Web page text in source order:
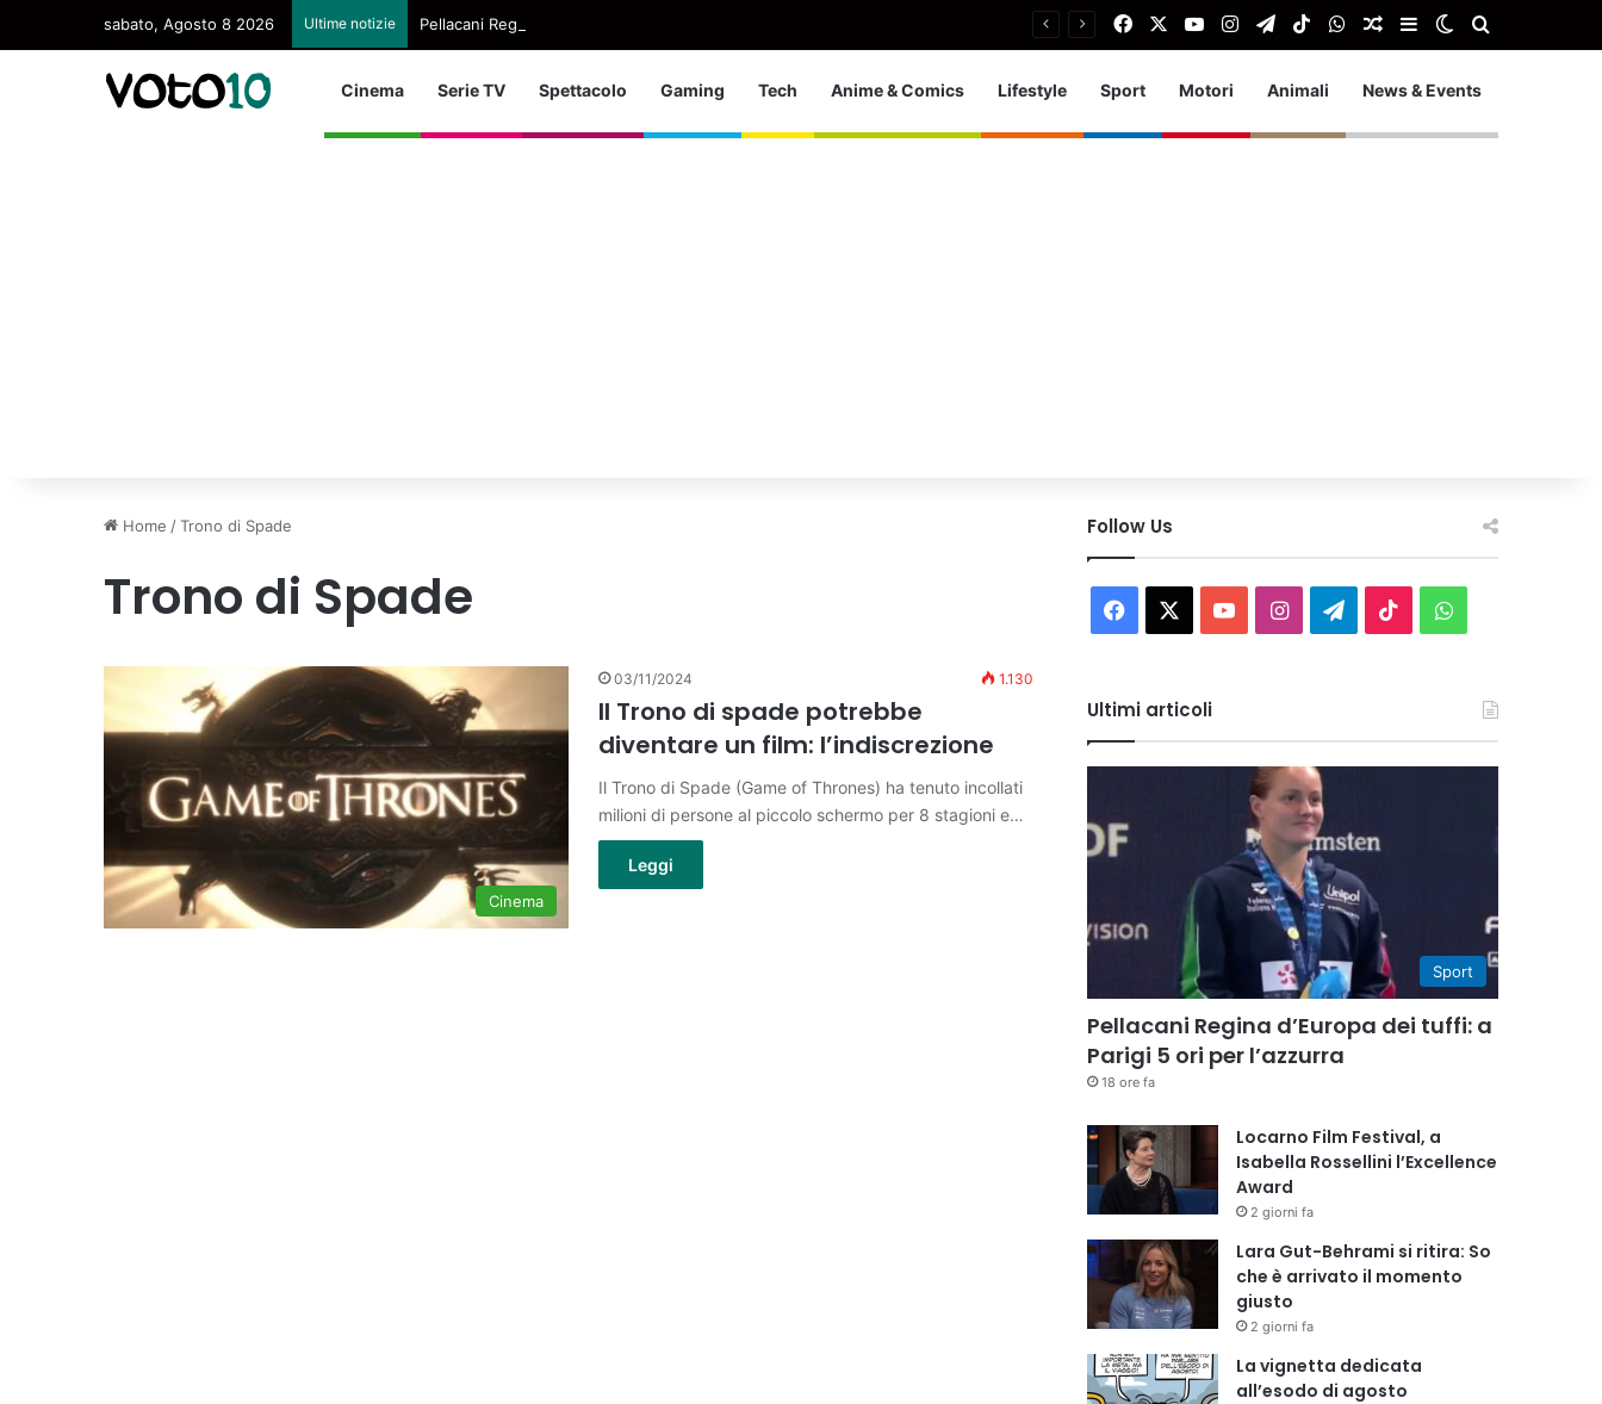
sabato, Agosto 8 2026 Ultime notizie Pellacani Regina d’Europa dei tuffi: a Parigi 5 ori per l’azzurra FacebookYou TubeInstagram
TelegramTikTokWhatsApp
Articolo Random
Barra laterale
Cambia aspetto
Cinema Serie TV Spettacolo Gaming Tech Anime & Comics Lifestyle Sport Motori Animali News & Events
Home /Trono di Spade
Trono di Spade
Cinema
03/11/2024 1.130
Il Trono di spade potrebbe
diventare un film: l’indiscrezione
Il Trono di Spade (Game of Thrones) ha tenuto incollati
milioni di persone al piccolo schermo per 8 stagioni e…
Leggi
Follow Us
Facebook You InstagramTelegram
TikTokWhatsApp
Ultimi articoli
Sport
Pellacani Regina d’Europa dei tuffi: a
Parigi 5 ori per l’azzurra
18 ore fa
Locarno Film Festival, a
Isabella Rossellini l’Excellence
Award
2 giorni fa
Lara Gut-Behrami si ritira: So
che è arrivato il momento
giusto
2 giorni fa
La vignetta dedicata
all’esodo di agosto